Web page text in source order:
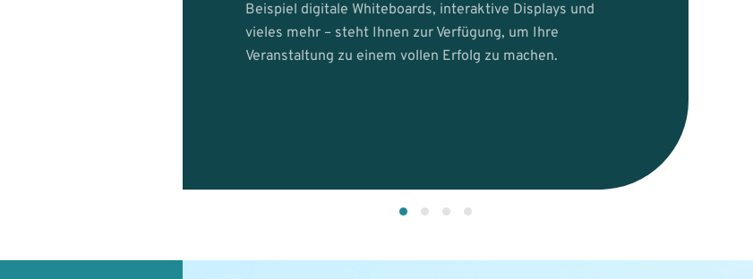
Beispiel digitale Whiteboards, interaktive Displays und
vieles mehr – steht Ihnen zur Verfügung, um Ihre
Veranstaltung zu einem vollen Erfolg zu machen.